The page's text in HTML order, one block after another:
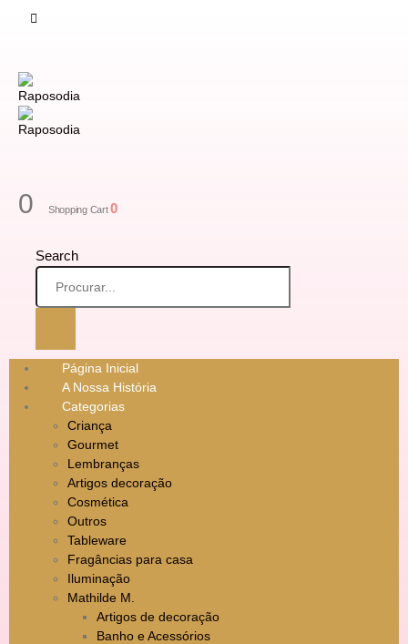
0 Shopping Cart0
Search
Página Inicial
A Nossa História
Categorias
Criança
Gourmet
Lembranças
Artigos decoração
Cosmética
Outros
Tableware
Fragâncias para casa
Iluminação
Mathilde M.
Artigos de decoração
Banho e Acessórios